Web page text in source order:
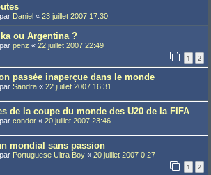
Daniel « 23 juillet 2007 17:30
ou Argentina ?
penz « 22 juillet 2007 22:49
1 2
passée inaperçue dans le monde
Sandra « 22 juillet 2007 16:31
de la coupe du monde des U20 de la FIFA
condor « 20 juillet 2007 23:46
mondial sans passion
Portuguese Ultra Boy « 20 juillet 2007 0:27
1 2